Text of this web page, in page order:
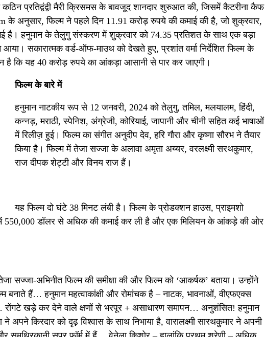
कठिन प्रतिद्वंद्वी मैरी क्रिसमस के बावजूद शानदार शुरुआत की, जिसमें कैटरीना कैफ
अनुसार, फिल्म ने पहले दिन 11.91 करोड़ रुपये की कमाई की है, जो शुक्रवार,
है। हनुमान के तेलुगु संस्करण में शुक्रवार को 74.35 प्रतिशत के साथ एक बड़ा
सकारात्मक वर्ड-ऑफ-माउथ को देखते हुए, प्रशांत वर्मा निर्देशित फिल्म के
है कि यह 40 करोड़ रुपये का आंकड़ा आसानी से पार कर जाएगी।
फिल्म के बारे में
हनुमान नाटकीय रूप से 12 जनवरी, 2024 को तेलुगु, तमिल, मलयालम, हिंदी,
कन्नड़, मराठी, स्पेनिश, अंग्रेजी, कोरियाई, जापानी और चीनी सहित कई भाषाओं
में रिलीज़ हुई। फिल्म का संगीत अनुदीप देव, हरि गौरा और कृष्णा सौरभ ने तैयार
किया है। फिल्म में तेजा सज्जा के अलावा अमृता अय्यर, वरलक्ष्मी सरथकुमार,
राज दीपक शेट्टी और विनय राज हैं।
यह फिल्म दो घंटे 38 मिनट लंबी है। फिल्म के प्रोडक्शन हाउस, प्राइमशो
550,000 डॉलर से अधिक की कमाई कर ली है और एक मिलियन के आंकड़े की ओर
सज्जा-अभिनीत फिल्म की समीक्षा की और फिल्म को ‘आकर्षक’ बताया। उन्होंने
बनाते हैं… हनुमान महत्वाकांक्षी और रोमांचक है – नाटक, भावनाओं, वीएफएक्स
खड़े कर देने वाले क्षणों से भरपूर + असाधारण समापन… अनुशंसित! हनुमान
किरदार को दृढ़ विश्वास के साथ निभाया है, वारालक्ष्मी सारथकुमार ने अपनी